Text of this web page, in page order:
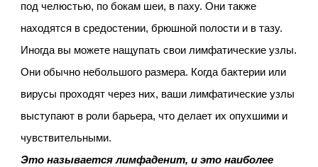
под челюстью, по бокам шеи, в паху. Они также
находятся в средостении, брюшной полости и в тазу.
Иногда вы можете нащупать свои лимфатические узлы.
Они обычно небольшого размера. Когда бактерии или
вирусы проходят через них, ваши лимфатические узлы
выступают в роли барьера, что делает их опухшими и
чувствительными.
Это называется лимфаденит, и это наиболее